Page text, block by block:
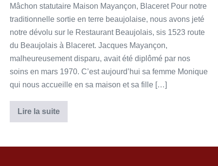
Mâchon statutaire Maison Mayançon, Blaceret Pour notre
traditionnelle sortie en terre beaujolaise, nous avons jeté
notre dévolu sur le Restaurant Beaujolais, sis 1523 route
du Beaujolais à Blaceret. Jacques Mayançon,
malheureusement disparu, avait été diplômé par nos
soins en mars 1970. C’est aujourd’hui sa femme Monique
qui nous accueille en sa maison et sa fille […]
Lire la suite